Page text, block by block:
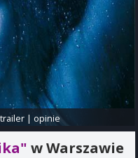
trailer |opinie
w Warszawie